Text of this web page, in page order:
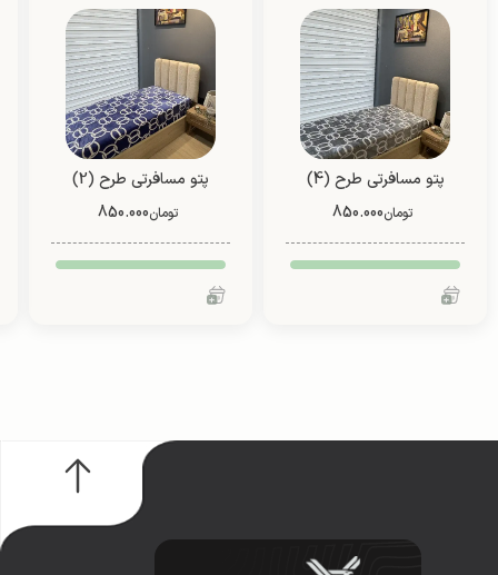
پتو مسافرتی طرح (4)
فانتزی (یک نفره/ دو نفره)
تومان850.000
پتو مسافرتی طرح (2)
فانتزی (یک نفره/ دو نفره)
تومان850.000